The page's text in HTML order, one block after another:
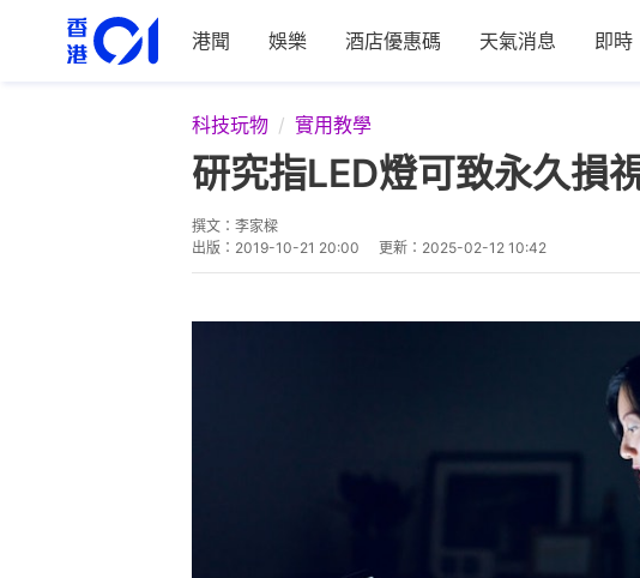
港聞 娛樂 酒店優惠碼 天氣消息 即時
科技玩物 實用教學
研究指LED燈可致永久
撰文： 李家樑
出版： 2019-10-21 20:00 更新： 2025-02-12 10:42